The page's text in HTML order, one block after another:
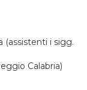
(assistenti i sigg.
Calabria)